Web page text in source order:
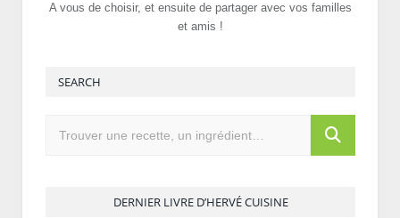
A vous de choisir, et ensuite de partager avec vos familles
et amis !
SEARCH
DERNIER LIVRE D’HERVÉ CUISINE